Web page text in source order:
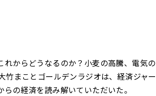
れからどうなるのか？小麦の高騰、電気
竹まことゴールデンラジオは、経済ジャ
らの経済を読み解いていただいた。